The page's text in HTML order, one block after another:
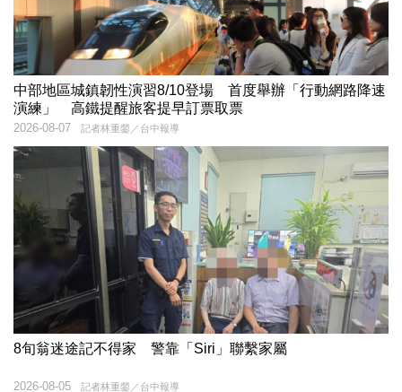
中部地區城鎮韌性演習8/10登場 首度舉辦「行動網路降速
演練」 高鐵提醒旅客提早訂票取票
記者林重鎣／台中報導
2026-08-07
8旬翁迷途記不得家 警靠「Siri」聯繫家屬
記者林重鎣／台中報導
2026-08-05